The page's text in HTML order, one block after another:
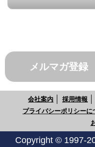
メルマガ登録
会社案内 採用情報
プライバシーポリシーに
Copyright © 1997-